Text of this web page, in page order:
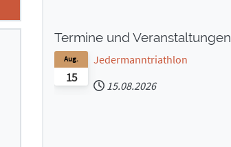
Termine und Veranstaltungen
15
Aug.
Jedermanntriathlon
15.08.2026